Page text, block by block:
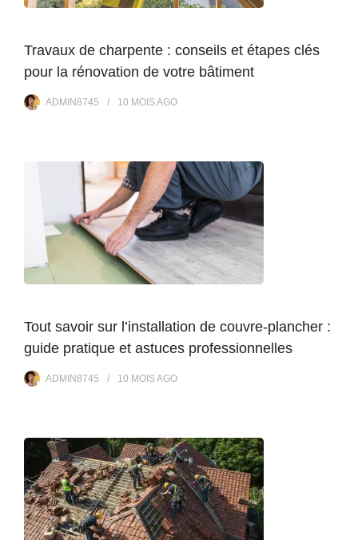
Travaux de charpente : conseils et étapes clés
pour la rénovation de votre bâtiment
ADMIN8745 10 MOISAGO
Tout savoir sur l’installation de couvre-plancher :
guide pratique et astuces professionnelles
ADMIN8745 10 MOISAGO